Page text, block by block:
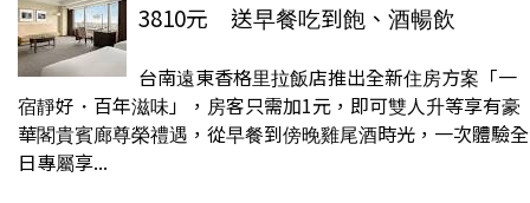
3810元 送早餐吃到飽、酒暢飲
台南遠東香格里拉飯店推出全新住房方案「一
宿靜好・百年滋味」，房客只需加1元，即可雙人升等享有豪
華閣貴賓廊尊榮禮遇，從早餐到傍晚雞尾酒時光，一次體驗全
日專屬享...